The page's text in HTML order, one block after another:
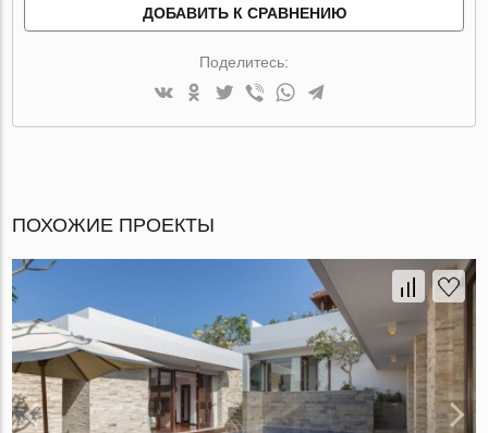
ДОБАВИТЬ К СРАВНЕНИЮ
Поделитесь:
ПОХОЖИЕ ПРОЕКТЫ